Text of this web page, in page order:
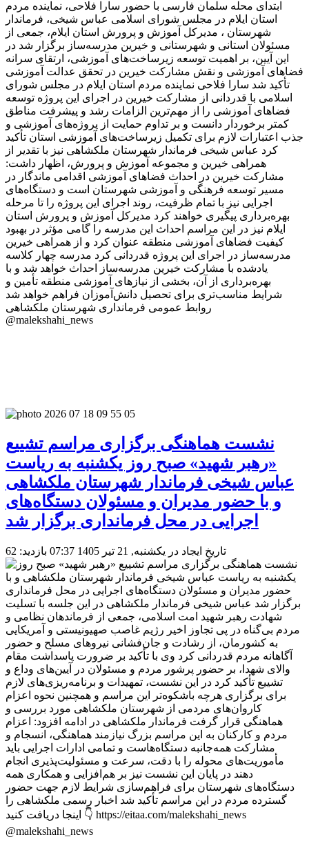
ابتدای محله سلمان فارسی با حضور سارا فلاحی، نماینده مردم
استان ایلام در مجلس شورای اسلامی عباس شیخی، فرماندار
شهرستان ، مدیرکل آموزش و پرورش استان ایلام، جمعی از
مسئولان استانی و شهرستانی و خیرین مدرسه‌ساز برگزار شد در
این آیین، بر اهمیت توسعه زیرساخت‌های آموزشی، ارتقای سرانه
فضاهای آموزشی و نقش مشارکت خیرین در تحقق عدالت آموزشی
تأکید شد سارا فلاحی نماینده مردم استان ایلام در مجلس شورای
اسلامی با قدردانی از مشارکت خیرین در اجرای این پروژه توسعه
فضاهای آموزشی را از مهم‌ترین الزامات رشد و پیشرفت مناطق
کمتر برخوردار دانست و بر تداوم حمایت از پروژه‌های آموزشی و
جذب اعتبارات لازم برای تکمیل زیرساخت‌های آموزشی استان تأکید
کرد عباس شیخی فرماندار شهرستان ملکشاهی نیز با تقدیر از
همراهی خیرین و مجموعه آموزش و پرورش، اظهار داشت:
مشارکت خیرین در احداث فضاهای آموزشی اقدامی ماندگار در
مسیر توسعه فرهنگی و آموزشی شهرستان است و دستگاه‌های
اجرایی نیز با تمام ظرفیت، روند اجرای این پروژه را تا مرحله
بهره‌برداری پیگیری خواهند کرد مدیرکل آموزش و پرورش استان
ایلام نیز در این مراسم احداث این مدرسه را گامی مؤثر در بهبود
کیفیت فضاهای آموزشی منطقه عنوان کرد و از همراهی خیرین
مدرسه‌ساز در اجرای این پروژه قدردانی کرد مدرسه چهار کلاسه
یادشده با مشارکت خیرین مدرسه‌ساز احداث خواهد شد و با
بهره‌برداری از آن، بخشی از نیازهای آموزشی منطقه تأمین و
شرایط مناسب‌تری برای تحصیل دانش‌آموزان فراهم خواهد شد
روابط عمومی فرمانداری شهرستان ملکشاهی
@malekshahi_news
نشست هماهنگی برگزاری مراسم تشییع
«رهبر شهید» صبح روز یکشنبه به ریاست
عباس شیخی فرماندار شهرستان ملکشاهی
و با حضور مدیران و مسئولان دستگاه‌های
اجرایی در محل فرمانداری برگزار شد
تاریخ ایجاد در یکشنبه, 21 تیر 1405 07:37 بازدید: 62